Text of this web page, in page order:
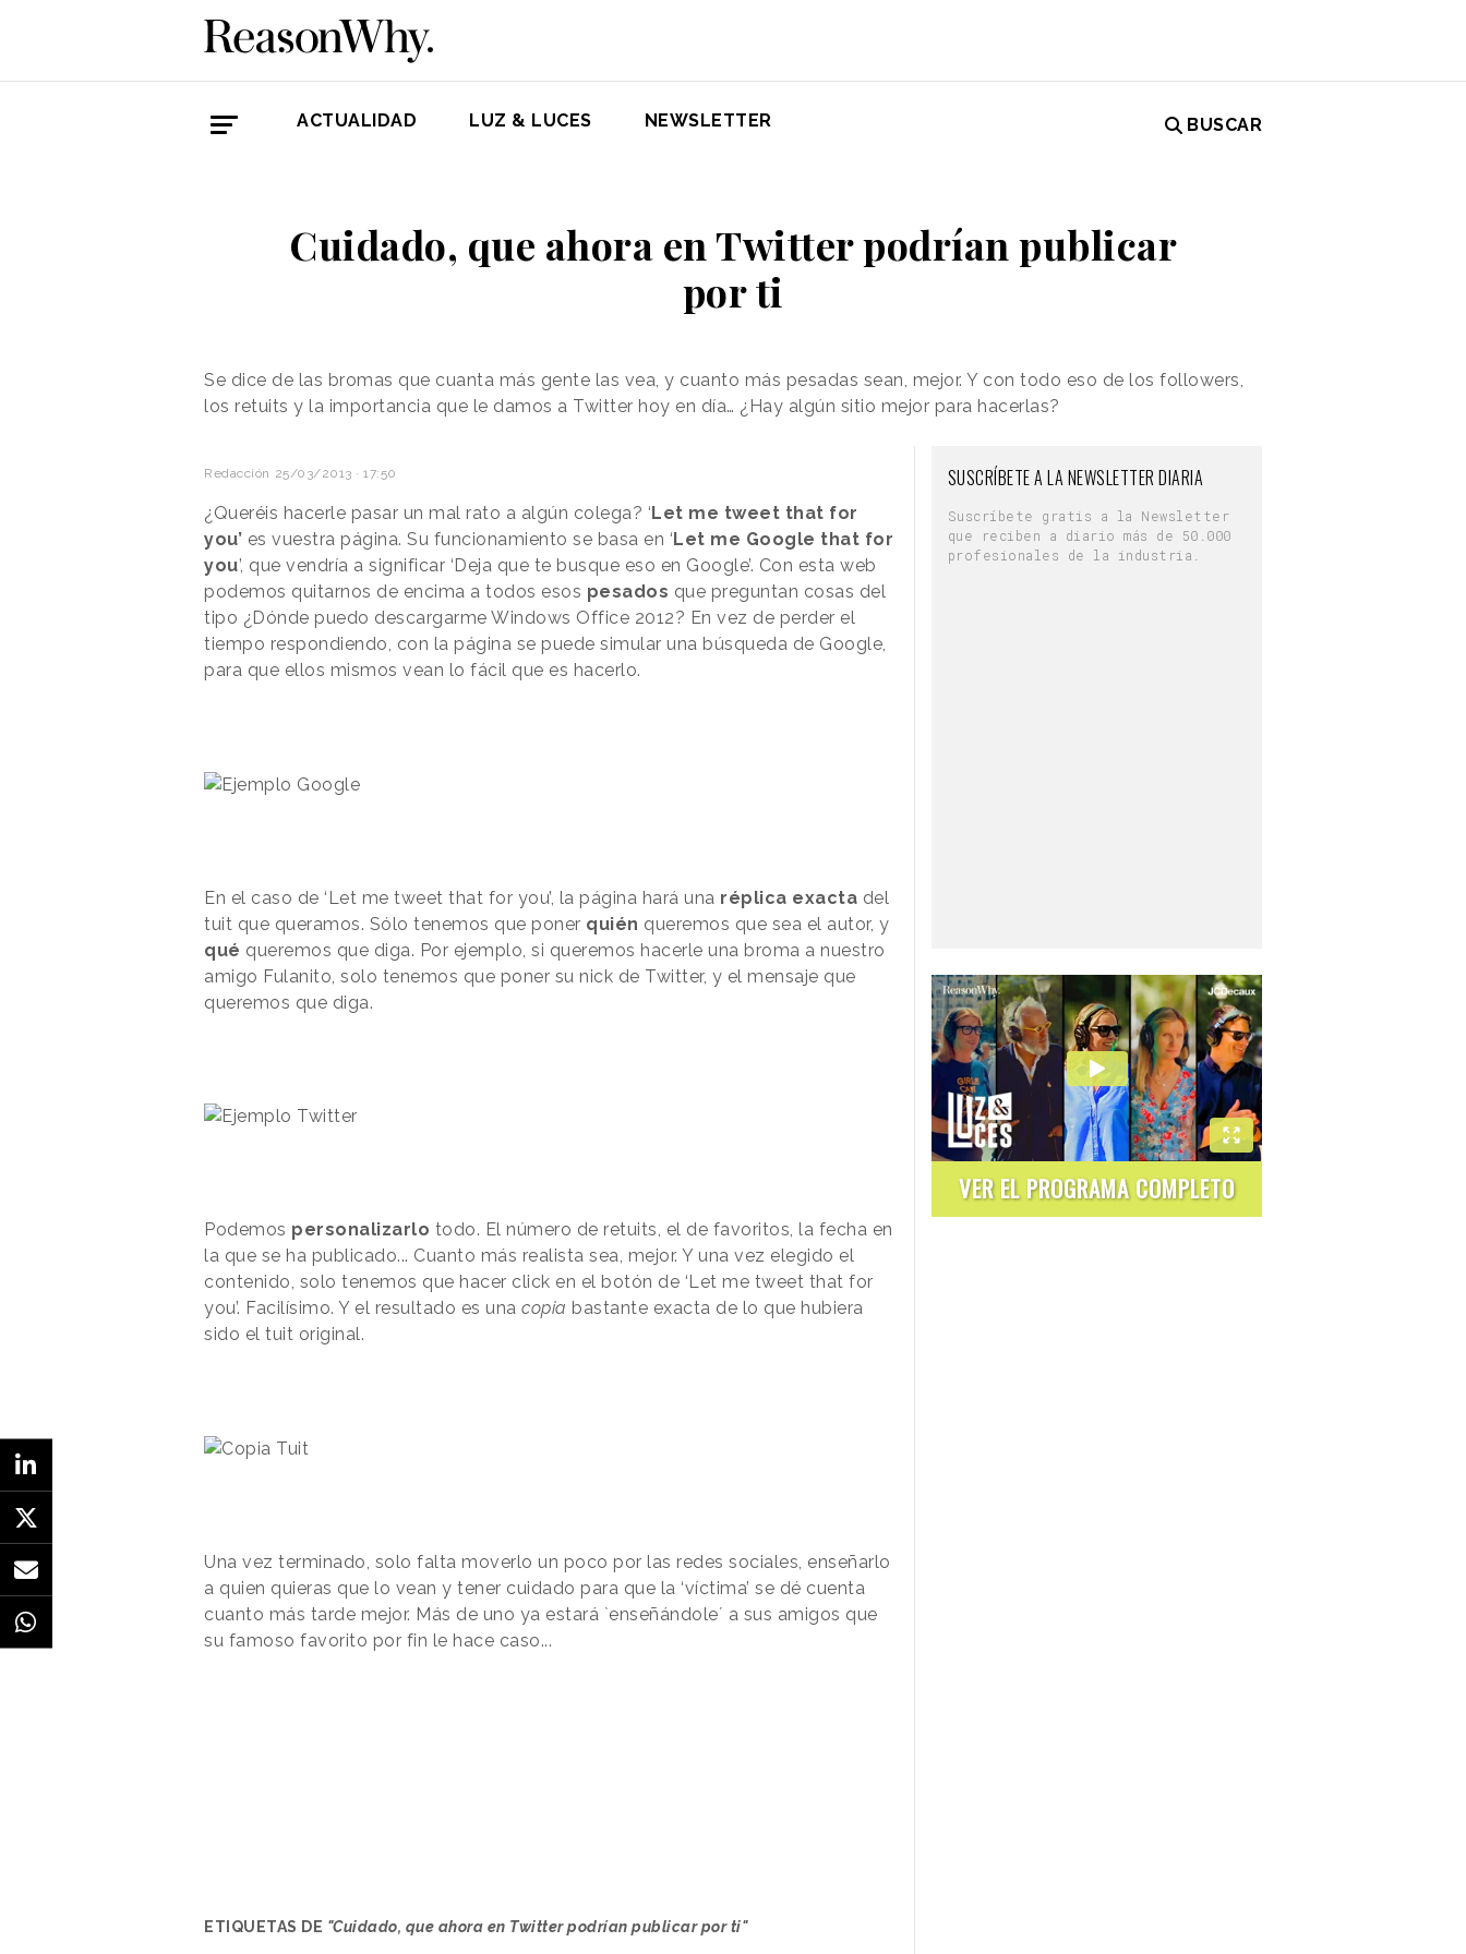
ACTUALIDAD LUZ & LUCES NEWSLETTER BUSCAR
Cuidado, que ahora en Twitter podrían publicar
por ti
Se dice de las bromas que cuanta más gente las vea, y cuanto más pesadas sean, mejor. Y con todo eso de los followers,
los retuits y la importancia que le damos a Twitter hoy en día… ¿Hay algún sitio mejor para hacerlas?
Redacción 25/03/2013 · 17:50
¿Queréis hacerle pasar un mal rato a algún colega? ‘Let me tweet that for
you’ es vuestra página. Su funcionamiento se basa en ‘Let me Google that for
you’, que vendría a significar ‘Deja que te busque eso en Google’. Con esta web
podemos quitarnos de encima a todos esos pesados que preguntan cosas del
tipo ¿Dónde puedo descargarme Windows Office 2012? En vez de perder el
tiempo respondiendo, con la página se puede simular una búsqueda de Google,
para que ellos mismos vean lo fácil que es hacerlo.
En el caso de ‘Let me tweet that for you’, la página hará una réplica exacta del
tuit que queramos. Sólo tenemos que poner quién queremos que sea el autor, y
qué queremos que diga. Por ejemplo, si queremos hacerle una broma a nuestro
amigo Fulanito, solo tenemos que poner su nick de Twitter, y el mensaje que
queremos que diga.
Podemos personalizarlo todo. El número de retuits, el de favoritos, la fecha en
la que se ha publicado... Cuanto más realista sea, mejor. Y una vez elegido el
contenido, solo tenemos que hacer click en el botón de ‘Let me tweet that for
you’. Facilísimo. Y el resultado es una copia bastante exacta de lo que hubiera
sido el tuit original.
Una vez terminado, solo falta moverlo un poco por las redes sociales, enseñarlo
a quien quieras que lo vean y tener cuidado para que la ‘víctima’ se dé cuenta
cuanto más tarde mejor. Más de uno ya estará `enseñándole´ a sus amigos que
su famoso favorito por fin le hace caso...
ETIQUETAS DE "Cuidado, que ahora en Twitter podrían publicar por ti"
SUSCRÍBETE A LA NEWSLETTER DIARIA
Suscríbete gratis a la Newsletter
que reciben a diario más de 50.000
profesionales de la industria.
VER EL PROGRAMA COMPLETO